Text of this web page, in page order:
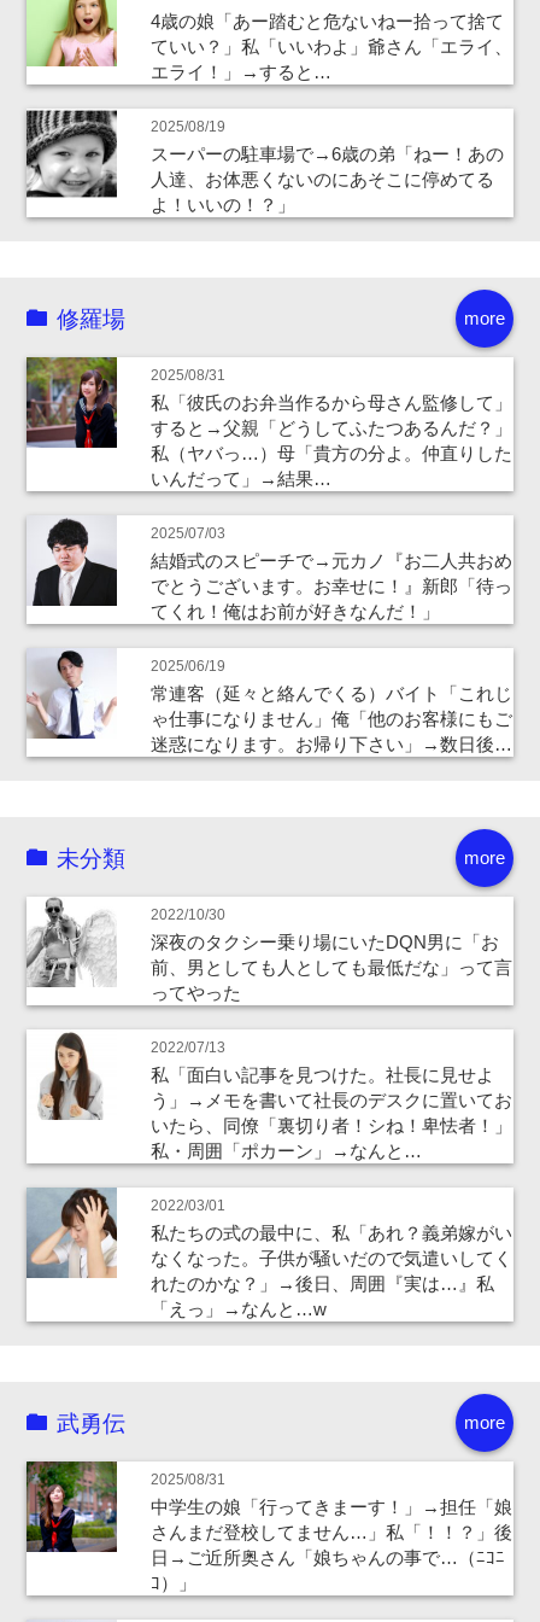
4歳の娘「あー踏むと危ないねー拾って捨て
ていい？」私「いいわよ」爺さん「エライ、
エライ！」→すると…
2025/08/19
スーパーの駐車場で→6歳の弟「ねー！あの
人達、お体悪くないのにあそこに停めてる
よ！いいの！？」
more
修羅場
2025/08/31
私「彼氏のお弁当作るから母さん監修して」
すると→父親「どうしてふたつあるんだ？」
私（ヤバっ…）母「貴方の分よ。仲直りした
いんだって」→結果…
2025/07/03
結婚式のスピーチで→元カノ『お二人共おめ
でとうございます。お幸せに！』新郎「待っ
てくれ！俺はお前が好きなんだ！」
2025/06/19
常連客（延々と絡んでくる）バイト「これじ
ゃ仕事になりません」俺「他のお客様にもご
迷惑になります。お帰り下さい」→数日後…
more
未分類
2022/10/30
深夜のタクシー乗り場にいたDQN男に「お
前、男としても人としても最低だな」って言
ってやった
2022/07/13
私「面白い記事を見つけた。社長に見せよ
う」→メモを書いて社長のデスクに置いてお
いたら、同僚「裏切り者！シね！卑怯者！」
私・周囲「ポカーン」→なんと…
2022/03/01
私たちの式の最中に、私「あれ？義弟嫁がい
なくなった。子供が騒いだので気遣いしてく
れたのかな？」→後日、周囲『実は…』私
「えっ」→なんと…w
more
武勇伝
2025/08/31
中学生の娘「行ってきまーす！」→担任「娘
さんまだ登校してません…」私「！！？」後
日→ご近所奥さん「娘ちゃんの事で…（ﾆｺﾆ
ｺ）」